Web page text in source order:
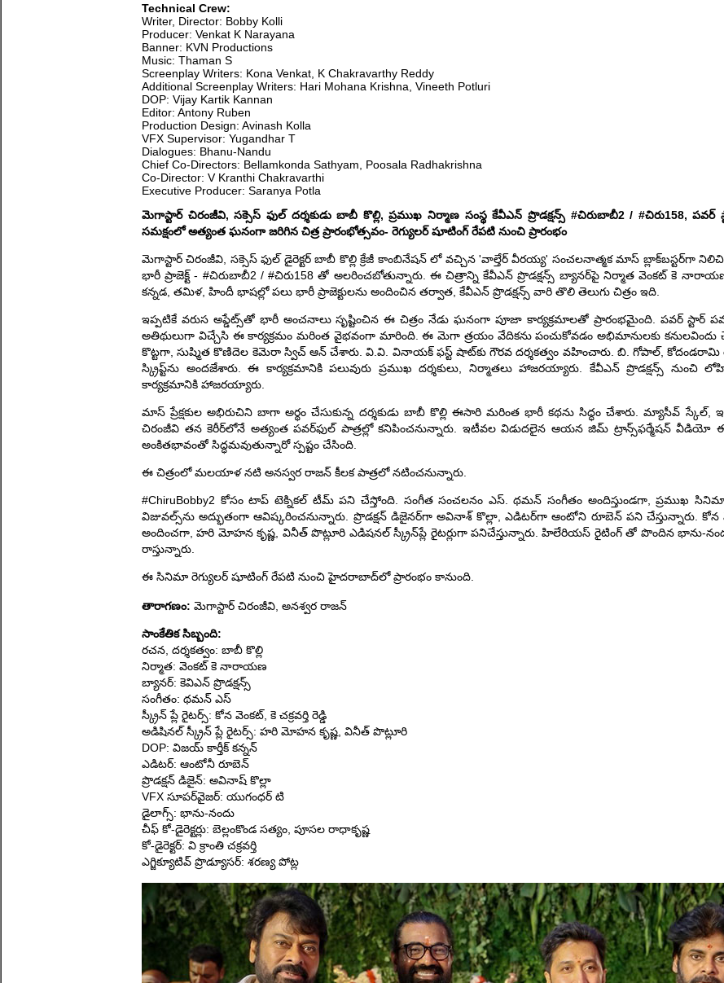
Technical Crew:
Writer, Director: Bobby Kolli
Producer: Venkat K Narayana
Banner: KVN Productions
Music: Thaman S
Screenplay Writers: Kona Venkat, K Chakravarthy Reddy
Additional Screenplay Writers: Hari Mohana Krishna, Vineeth Potluri
DOP: Vijay Kartik Kannan
Editor: Antony Ruben
Production Design: Avinash Kolla
VFX Supervisor: Yugandhar T
Dialogues: Bhanu-Nandu
Chief Co-Directors: Bellamkonda Sathyam, Poosala Radhakrishna
Co-Director: V Kranthi Chakravarthi
Executive Producer: Saranya Potla
మెగాస్టార్ చిరంజీవి, సక్సెస్ ఫుల్ దర్శకుడు బాబీ కొల్లి, ప్రముఖ నిర్మాణ సంస్థ కేవీఎన్ ప్రొడక్షన్స్ #చిరుబాబీ2 / #చిరు158,
సమక్షంలో అత్యంత ఘనంగా జరిగిన చిత్ర ప్రారంభోత్సవం- రెగ్యులర్ షూటింగ్ రేపటి నుంచి ప్రారంభం
మెగాస్టార్ చిరంజీవి, సక్సెస్ ఫుల్ డైరెక్టర్ బాబీ కొల్లి క్రేజీ కాంబినేషన్ లో వచ్చిన 'వాల్తేర్ వీరయ్య' సంచలనాత్మక మాస్ బ్లాక్‌బస్టర్‌గా
భారీ ప్రాజెక్ట్‌ - #చిరుబాబీ2 / #చిరు158 తో అలరించబోతున్నారు. ఈ చిత్రాన్ని కేవీఎన్ ప్రొడక్షన్స్ బ్యానర్‌పై నిర్మాత వెంకట్ కె నారాయణ
కన్నడ, తమిళ, హిందీ భాషల్లో పలు భారీ ప్రాజెక్టులను అందించిన తర్వాత, కేవీఎన్ ప్రొడక్షన్స్ వారి తొలి తెలుగు చిత్రం ఇది.
ఇప్పటికే వరుస అప్డేట్స్‌తో భారీ అంచనాలు సృష్టించిన ఈ చిత్రం నేడు ఘనంగా పూజా కార్యక్రమాలతో ప్రారంభమైంది. పవర్ స్టార్
అతిథులుగా విచ్చేసి ఈ కార్యక్రమం మరింత వైభవంగా మారింది. ఈ మెగా త్రయం వేదికను పంచుకోవడం అభిమానులకు కనులవిందు
కొట్టగా, సుష్మిత కొణిదెల కెమెరా స్విచ్ ఆన్ చేశారు. వి.వి. వినాయక్ ఫస్ట్ షాట్‌కు గౌరవ దర్శకత్వం వహించారు. బి. గోపాల్, కోదండరామి
స్క్రిప్ట్‌ను అందజేశారు. ఈ కార్యక్రమానికి పలువురు ప్రముఖ దర్శకులు, నిర్మాతలు హాజరయ్యారు. కేవీఎన్ ప్రొడక్షన్స్
కార్యక్రమానికి హాజరయ్యారు.
మాస్ ప్రేక్షకుల అభిరుచిని బాగా అర్థం చేసుకున్న దర్శకుడు బాబీ కొల్లి ఈసారి మరింత భారీ కథను సిద్ధం చేశారు. మ్యాసీవ్
చిరంజీవి తన కెరీర్‌లోనే అత్యంత పవర్‌ఫుల్ పాత్రల్లో కనిపించనున్నారు. ఇటీవల విడుదలైన ఆయన జిమ్ ట్రాన్స్‌ఫర్మేషన్
అంకితభావంతో సిద్ధమవుతున్నారో స్పష్టం చేసింది.
ఈ చిత్రంలో మలయాళ నటి అనస్వర రాజన్ కీలక పాత్రలో నటించనున్నారు.
#ChiruBobby2 కోసం టాప్ టెక్నికల్ టీమ్ పని చేస్తోంది. సంగీత సంచలనం ఎస్. థమన్ సంగీతం అందిస్తుండగా, ప్రముఖ
విజువల్స్‌ను అద్భుతంగా ఆవిష్కరించనున్నారు. ప్రొడక్షన్ డిజైనర్‌గా అవినాశ్ కొల్లా, ఎడిటర్‌గా ఆంటోని రూబెన్ పని చేస్తున్నారు. కోన
అందించగా, హరి మోహన కృష్ణ, వినీత్ పొట్లూరి ఎడిషనల్ స్క్రీన్‌ప్లే రైటర్లుగా పనిచేస్తున్నారు. హిలేరియస్ రైటింగ్ తో పొందిన భాను-
రాస్తున్నారు.
ఈ సినిమా రెగ్యులర్ షూటింగ్ రేపటి నుంచి హైదరాబాద్‌లో ప్రారంభం కానుంది.
తారాగణం: మెగాస్టార్ చిరంజీవి, అనశ్వర రాజన్
సాంకేతిక సిబ్బంది:
రచన, దర్శకత్వం: బాబీ కొల్లి
నిర్మాత: వెంకట్ కె నారాయణ
బ్యానర్: కెవిఎన్ ప్రొడక్షన్స్
సంగీతం: థమన్ ఎస్
స్క్రీన్ ప్లే రైటర్స్: కోన వెంకట్, కె చక్రవర్తి రెడ్డి
అడిషినల్ స్క్రీన్ ప్లే రైటర్స్: హరి మోహన కృష్ణ, వినీత్ పొట్లూరి
DOP: విజయ్ కార్తీక్ కన్నన్
ఎడిటర్: ఆంటోనీ రూబెన్
ప్రొడక్షన్ డిజైన్: అవినాష్ కొల్లా
VFX సూపర్‌వైజర్: యుగంధర్ టి
డైలాగ్స్: భాను-నందు
చీఫ్ కో-డైరెక్టర్లు: బెల్లంకొండ సత్యం, పూసల రాధాకృష్ణ
కో-డైరెక్టర్: వి క్రాంతి చక్రవర్తి
ఎగ్జిక్యూటివ్ ప్రొడ్యూసర్: శరణ్య పోట్ల